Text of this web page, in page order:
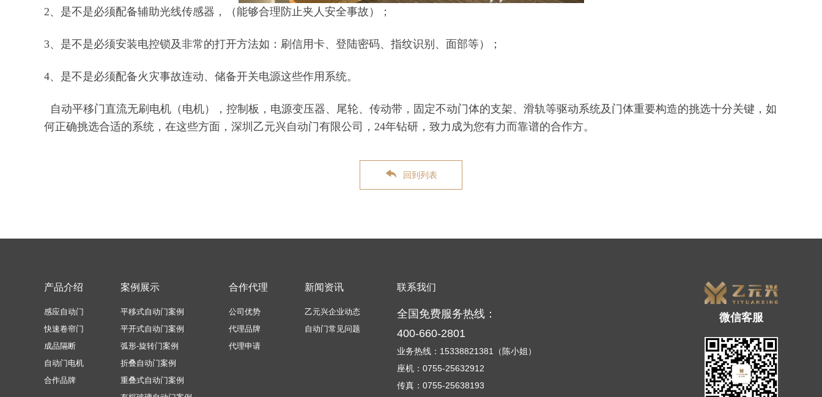
2、是不是必须配备辅助光线传感器，（能够合理防止夹人安全事故）；
3、是不是必须安装电控锁及非常的打开方法如：刷信用卡、登陆密码、指纹识别、面部等）；
4、是不是必须配备火灾事故连动、储备开关电源这些作用系统。
自动平移门直流无刷电机（电机），控制板，电源变压器、尾轮、传动带，固定不动门体的支架、滑轨等驱动系统及门体重要构造的挑选十分关键，如
何正确挑选合适的系统，在这些方面，深圳乙元兴自动门有限公司，24年钻研，致力成为您有力而靠谱的合作方。
回到列表
产品介绍
感应自动门
快速卷帘门
成品隔断
自动门电机
合作品牌
案例展示
平移式自动门案例
平开式自动门案例
弧形-旋转门案例
折叠自动门案例
重叠式自动门案例
合作代理
公司优势
代理品牌
代理申请
新闻资讯
乙元兴企业动态
自动门常见问题
联系我们
全国免费服务热线：
400-660-2801
业务热线：15338821381（陈小姐）
座机：0755-25632912
传真：0755-25638193
微信客服